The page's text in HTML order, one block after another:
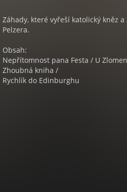
Záhady, které vyřeší katolický kněz
Pelzera.
Obsah:
Nepřítomnost pana Festa / U
Zhoubná kniha /
Rychlík do Edinburghu